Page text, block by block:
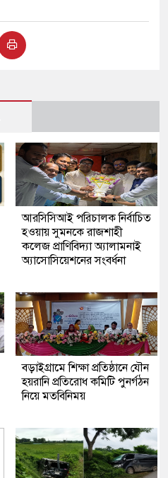
আরসিসিআই পরিচালক নির্বাচিত
হওয়ায় সুমনকে রাজশাহী
কলেজ প্রাণিবিদ্যা অ্যালামনাই
অ্যাসোসিয়েশনের সংবর্ধনা
বড়াইগ্রামে শিক্ষা প্রতিষ্ঠানে যৌন
হয়রানি প্রতিরোধ কমিটি পুনর্গঠন
নিয়ে মতবিনিময়